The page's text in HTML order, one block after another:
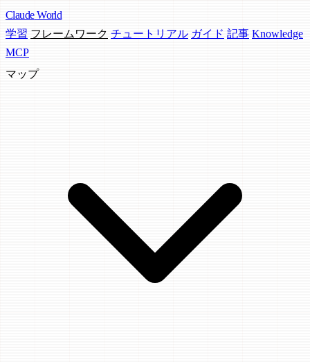
Claude World
学習 フレームワーク チュートリアル ガイド 記事 Knowledge
MCP
マップ